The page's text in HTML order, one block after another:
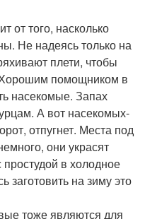
от того, насколько
Не надеясь только на
плети, чтобы
помощником в
насекомые. Запах
А вот насекомых-
отпугнет. Места под
они украсят
простудой в холодное
заготовить на зиму это
тоже являются для